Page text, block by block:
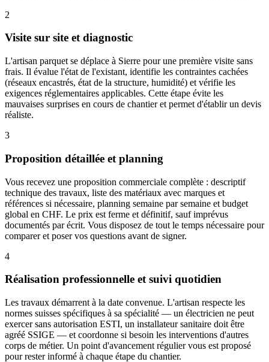
2
Visite sur site et diagnostic
L'artisan parquet se déplace à Sierre pour une première visite sans
frais. Il évalue l'état de l'existant, identifie les contraintes cachées
(réseaux encastrés, état de la structure, humidité) et vérifie les
exigences réglementaires applicables. Cette étape évite les
mauvaises surprises en cours de chantier et permet d'établir un devis
réaliste.
3
Proposition détaillée et planning
Vous recevez une proposition commerciale complète : descriptif
technique des travaux, liste des matériaux avec marques et
références si nécessaire, planning semaine par semaine et budget
global en CHF. Le prix est ferme et définitif, sauf imprévus
documentés par écrit. Vous disposez de tout le temps nécessaire pour
comparer et poser vos questions avant de signer.
4
Réalisation professionnelle et suivi quotidien
Les travaux démarrent à la date convenue. L'artisan respecte les
normes suisses spécifiques à sa spécialité — un électricien ne peut
exercer sans autorisation ESTI, un installateur sanitaire doit être
agréé SSIGE — et coordonne si besoin les interventions d'autres
corps de métier. Un point d'avancement régulier vous est proposé
pour rester informé à chaque étape du chantier.